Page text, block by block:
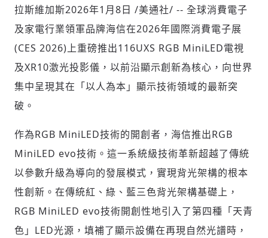
社會
人文
拉斯維加斯2026年1月8日 /美通社/ -- 全球消費電子
及家電行業領軍品牌海信在2026年國際消費電子展
(CES 2026)上重磅推出116UXS RGB MiniLED電視
及XR10激光投影儀，以前沿顯示創新為核心，向世界
集中呈現其在「以人為本」顯示技術領域的最新突
破。
作為RGB MiniLED技術的開創者，海信推出RGB
MiniLED evo技術。這一系統級技術革新超越了傳統
以參數升級為導向的發展模式，實現背光架構的根本
性創新。在傳統紅、綠、藍三色背光架構基礎上，
RGB MiniLED evo技術開創性地引入了第四種「天青
色」LED光源，填補了顯示設備在再現自然光譜時，